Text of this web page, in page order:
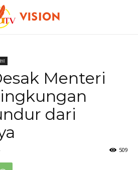
Menteri
dari
509